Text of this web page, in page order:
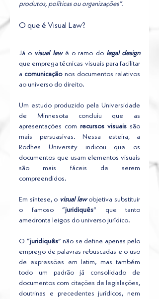
produtos, políticas ou organizações”.
O que é Visual Law?
Já o visual law é o ramo do legal design
que emprega técnicas visuais para facilitar
a comunicação nos documentos relativos
ao universo do direito.
Um estudo produzido pela Universidade
de Minnesota concluiu que as
apresentações com recursos visuais são
mais persuasivas. Nessa esteira, a
Rodhes University indicou que os
documentos que usam elementos visuais
são mais fáceis de serem
compreendidos.
Em síntese, o visual law objetiva substituir
o famoso “juridiquês” que tanto
amedronta leigos do universo jurídico.
O “juridiquês” não se define apenas pelo
emprego de palavras rebuscadas e o uso
de expressões em latim, mas também
todo um padrão já consolidado de
documentos com citações de legislações,
doutrinas e precedentes jurídicos, nem